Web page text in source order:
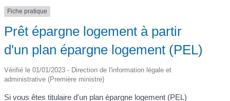
Fiche pratique
Prêt épargne logement à partir
d'un plan épargne logement (PEL)
Vérifié le 01/01/2023 - Direction de l'information légale et
administrative (Première ministre)
Si vous êtes titulaire d'un plan épargne logement (PEL)